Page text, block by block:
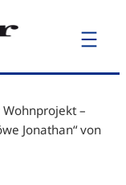
Wohnprojekt –
Jonathan“ von